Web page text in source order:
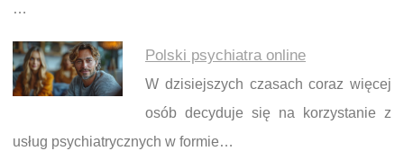
…
Polski psychiatra online
W dzisiejszych czasach coraz więcej
osób decyduje się na korzystanie z
usług psychiatrycznych w formie…